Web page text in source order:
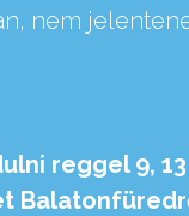
nem
reggel 9,